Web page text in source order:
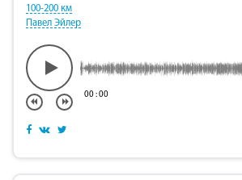
100-200 км
Павел Эйлер
00:00